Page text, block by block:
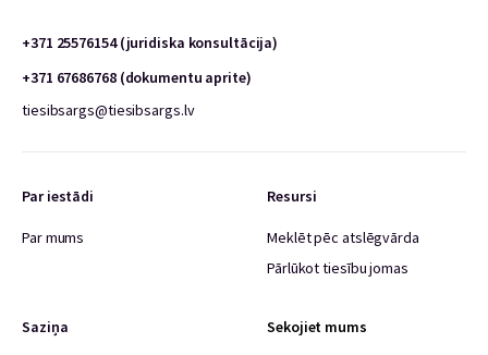
+371 25576154 (juridiska konsultācija)
+371 67686768 (dokumentu aprite)
tiesibsargs@tiesibsargs.lv
Par iestādi
Par mums
Resursi
Meklēt pēc atslēgvārda
Pārlūkot tiesību jomas
Saziņa Sekojiet mums